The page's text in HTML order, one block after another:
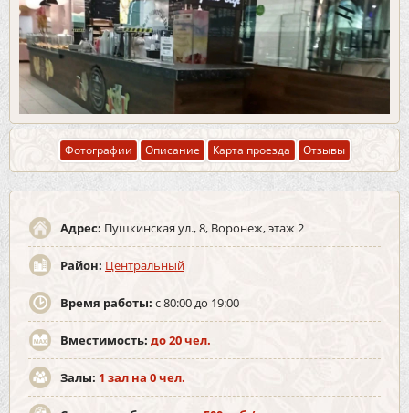
Фотографии Описание Карта проезда Отзывы
Адрес: Пушкинская ул., 8, Воронеж, этаж 2
Район: Центральный
Время работы: с 80:00 до 19:00
Вместимость: до 20 чел.
Залы: 1 зал на 0 чел.